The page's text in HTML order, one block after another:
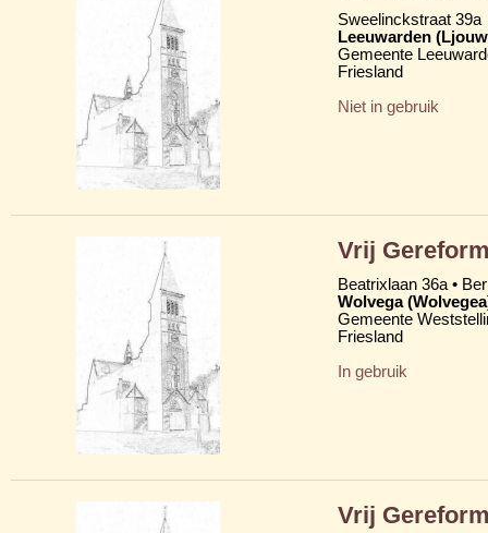
Sweelinckstraat 39a
Leeuwarden
Gemeente
Friesland
Niet in gebruik
Vrij
Beatrixlaan 36a •
Wolvega
Gemeente
Friesland
In gebruik
Vrij